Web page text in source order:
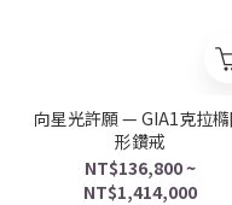
向星光許願 — GIA1克拉
形鑽戒
NT$136,800 ~
NT$1,414,000